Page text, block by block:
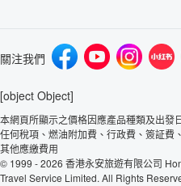
關注我們
[object Object]
本網頁所顯示之價格因應產品種類及出發
任何稅項、燃油附加費、行政費、簽証費
其他應繳費用
© 1999 - 2026 香港永安旅遊有限公司
Travel Service Limited. All Rights